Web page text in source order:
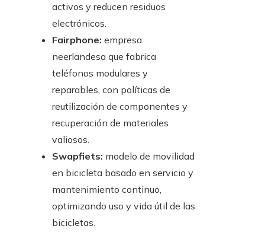
activos y reducen residuos
electrónicos.
Fairphone: empresa
neerlandesa que fabrica
teléfonos modulares y
reparables, con políticas de
reutilización de componentes y
recuperación de materiales
valiosos.
Swapfiets: modelo de movilidad
en bicicleta basado en servicio y
mantenimiento continuo,
optimizando uso y vida útil de las
bicicletas.